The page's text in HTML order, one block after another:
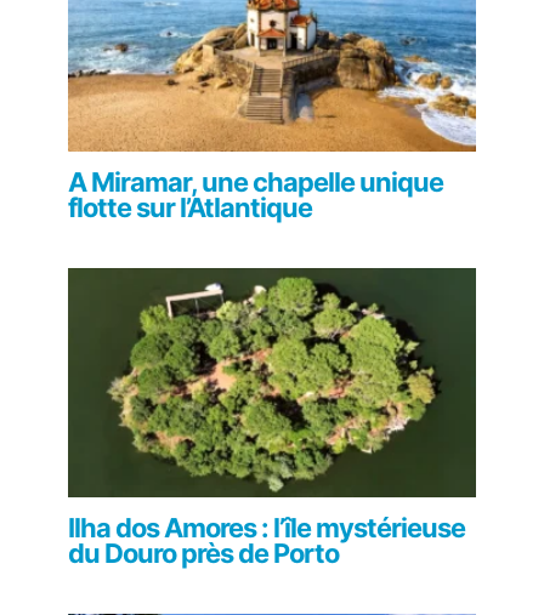
A Miramar, une chapelle unique
flotte sur l’Atlantique
Ilha dos Amores : l’île mystérieuse
du Douro près de Porto